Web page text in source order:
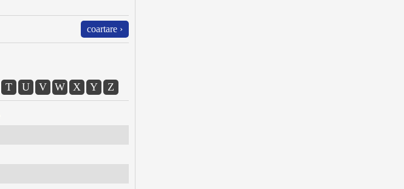
coartare ›
T U V W X Y Z